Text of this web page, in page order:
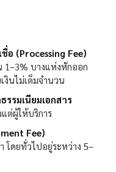
ชื่อ (Processing Fee)
1–3% บางแห่งหักออก
งินไม่เต็มจำนวน
รรมเนียมเอกสาร
ต่ผู้ให้บริการ
Fee)
โดยทั่วไปอยู่ระหว่าง 5–